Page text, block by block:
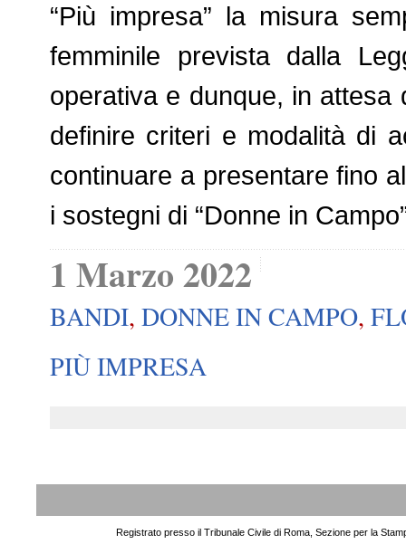
“Più impresa” la misura
femminile prevista dalla
operativa e dunque, in attesa
definire criteri e modalità di
continuare a presentare fino
i sostegni di “Donne in
1 Marzo 2022
BANDI, DONNE IN CAMPO,
PIÙ IMPRESA
Registrato presso il Tribunale Civile di Roma, Sezione per la